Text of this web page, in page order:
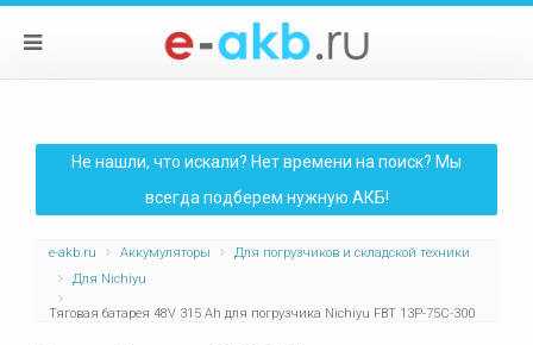
Не нашли, что искали? Нет времени на поиск? Мы
всегда подберем нужную АКБ!
e-akb.ru Аккумуляторы
Для погрузчиков и складской техники
Для Nichiyu
Тяговая батарея 48V 315 Ah для погрузчика Nichiyu FBT 13P-75C-300